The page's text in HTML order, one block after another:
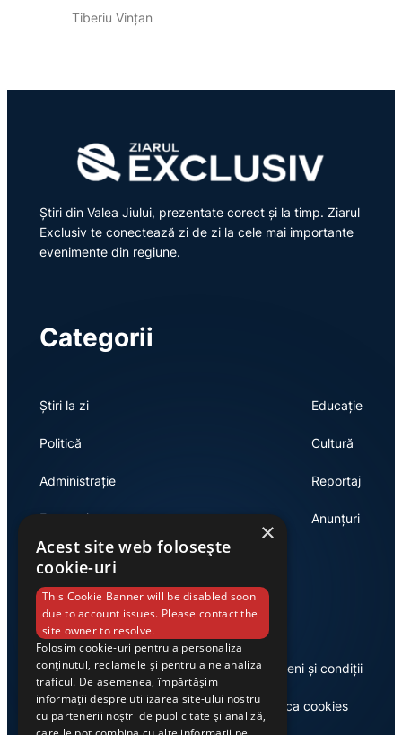
Tiberiu Vințan
Știri din Valea Jiului, prezentate corect și la timp. Ziarul
Exclusiv te conectează zi de zi la cele mai importante
evenimente din regiune.
Categorii
Știri la zi
Politică
Administrație
Economie
Educație
Cultură
Reportaj
Anunțuri
Link-uri utile
Despre noi
Casa de editură Exclusiv
Termeni și condiții
Politica cookies
×
Acest site web folosește
cookie-uri
This Cookie Banner will be disabled soon
due to account issues. Please contact the
site owner to resolve.
Folosim cookie-uri pentru a personaliza
conținutul, reclamele și pentru a ne analiza
traficul. De asemenea, împărtășim
informații despre utilizarea site-ului nostru
cu partenerii noștri de publicitate și analiză,